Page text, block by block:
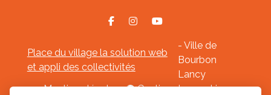
Place du village la solution web
et appli des collectivités
- Ville de
Bourbon
Lancy
Mentions légales- Gestion des cookies